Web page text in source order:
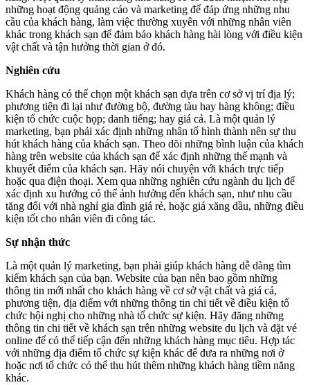
những hoạt động quảng cáo và marketing để đáp ứng những nhu
cầu của khách hàng, làm việc thường xuyên với những nhân viên
khác trong khách sạn để đảm bảo khách hàng hài lòng với điều kiện
vật chất và tận hưởng thời gian ở đó.
Nghiên cứu
Khách hàng có thể chọn một khách sạn dựa trên cơ sở vị trí địa lý;
phương tiện đi lại như đường bộ, đường tàu hay hàng không; điều
kiện tổ chức cuộc họp; danh tiếng; hay giá cả. Là một quản lý
marketing, bạn phải xác định những nhân tố hình thành nên sự thu
hút khách hàng của khách sạn. Theo dõi những bình luận của khách
hàng trên website của khách sạn để xác định những thế mạnh và
khuyết điểm của khách sạn. Hãy nói chuyện với khách trực tiếp
hoặc qua điện thoại. Xem qua những nghiên cứu ngành du lịch để
xác định xu hướng có thể ảnh hưởng đến khách sạn, như nhu cầu
tăng đối với nhà nghỉ gia đình giá rẻ, hoặc giá xăng dầu, những điều
kiện tốt cho nhân viên đi công tác.
Sự nhận thức
Là một quản lý marketing, bạn phải giúp khách hàng dễ dàng tìm
kiếm khách sạn của bạn. Website của bạn nên bao gồm những
thông tin mới nhất cho khách hàng về cơ sở vật chất và giá cả,
phương tiện, địa điểm với những thông tin chi tiết về điều kiện tổ
chức hội nghị cho những nhà tổ chức sự kiện. Hãy đăng những
thông tin chi tiết về khách sạn trên những website du lịch và đặt vé
online để có thể tiếp cận đến những khách hàng mục tiêu. Hợp tác
với những địa điểm tổ chức sự kiện khác để đưa ra những nơi ở
hoặc nơi tổ chức có thể thu hút thêm những khách hàng tiềm năng
khác.